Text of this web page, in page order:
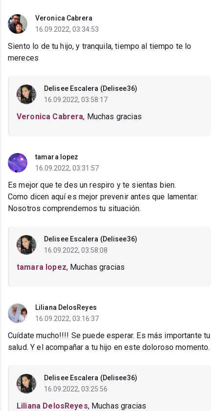
Veronica Cabrera
16.09.2022, 03:34:53
Siento lo de tu hijo, y tranquila, tiempo al tiempo te lo
mereces
Delisee Escalera (Delisee36)
16.09.2022, 03:58:17
Veronica Cabrera, Muchas gracias
tamara lopez
16.09.2022, 03:31:57
Es mejor que te des un respiro y te sientas bien.
Como dicen aquí es mejor prevenir antes que lamentar.
Nosotros comprendemos tu situación.
Delisee Escalera (Delisee36)
16.09.2022, 03:58:08
tamara lopez, Muchas gracias
Liliana DelosReyes
16.09.2022, 03:16:37
Cuídate mucho!!!! Se puede esperar. Es más importante tu
salud. Y el acompañar a tu hijo en este doloroso momento.
Delisee Escalera (Delisee36)
16.09.2022, 03:25:56
Liliana DelosReyes, Muchas gracias